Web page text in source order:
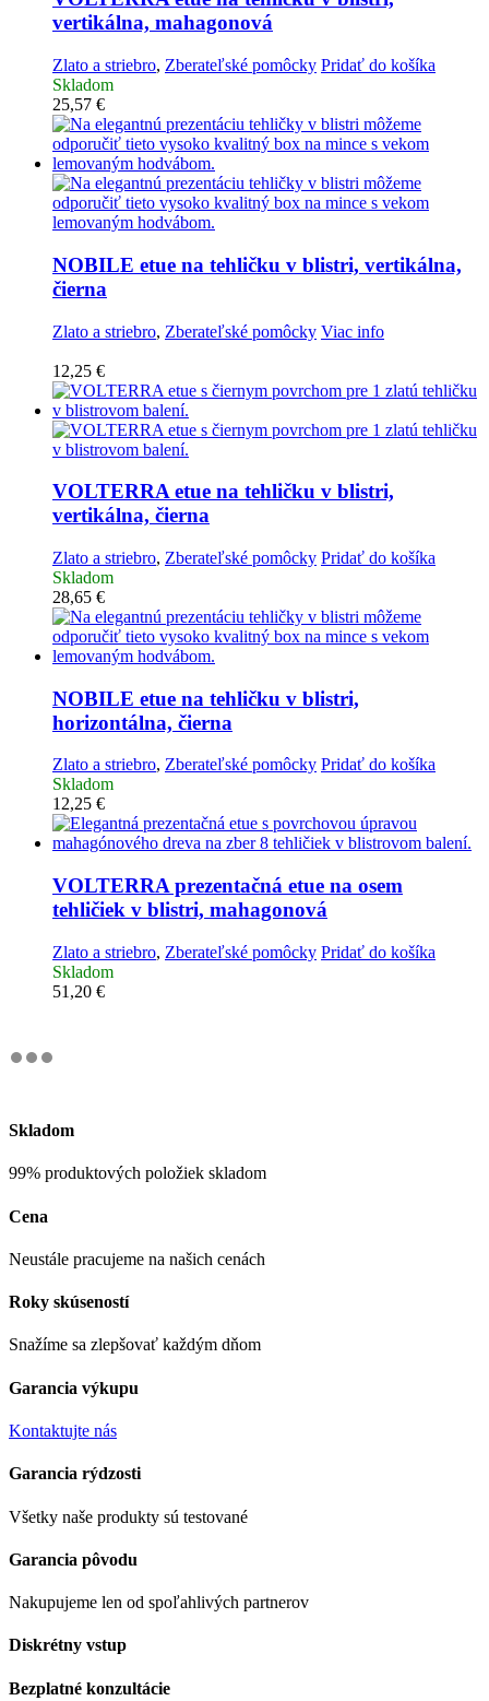
vertikálna, mahagonová
Zlato a striebro, Zberateľské pomôcky Pridať do košíka
Skladom
25,57 €
NOBILE etue na tehličku v blistri, vertikálna,
čierna
Zlato a striebro, Zberateľské pomôcky Viac info
12,25 €
VOLTERRA etue na tehličku v blistri,
vertikálna, čierna
Zlato a striebro, Zberateľské pomôcky Pridať do košíka
Skladom
28,65 €
NOBILE etue na tehličku v blistri,
horizontálna, čierna
Zlato a striebro, Zberateľské pomôcky Pridať do košíka
Skladom
12,25 €
VOLTERRA prezentačná etue na osem
tehličiek v blistri, mahagonová
Zlato a striebro, Zberateľské pomôcky Pridať do košíka
Skladom
51,20 €
Skladom
99% produktových položiek skladom
Cena
Neustále pracujeme na našich cenách
Roky skúseností
Snažíme sa zlepšovať každým dňom
Garancia výkupu
Kontaktujte nás
Garancia rýdzosti
Všetky naše produkty sú testované
Garancia pôvodu
Nakupujeme len od spoľahlivých partnerov
Diskrétny vstup
Bezplatné konzultácie